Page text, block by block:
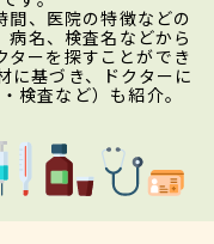
間、医院の特徴などの
名、検査名などから
ターを探すことができ
に基づき、ドクターに
検査など）も紹介。